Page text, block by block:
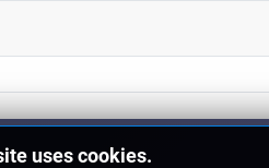
uses cookies.